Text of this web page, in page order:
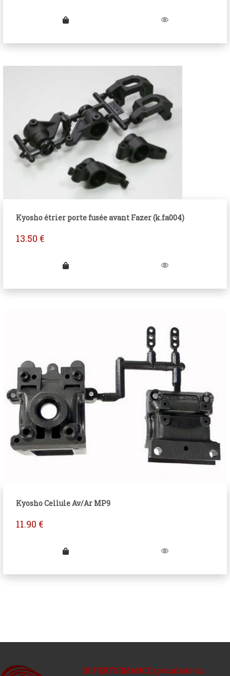
Kyosho étrier porte fusée avant Fazer (k.fa004)
13.50 €
Kyosho Cellule Av/Ar MP9
11.90 €
RC PERFORMANCE spécialiste du